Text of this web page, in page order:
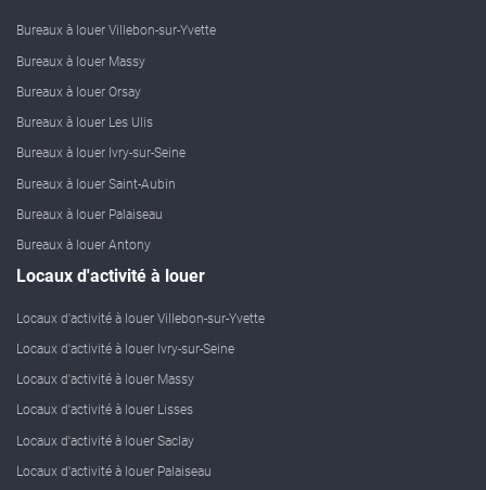
Bureaux à louer Villebon-sur-Yvette
Bureaux à louer Massy
Bureaux à louer Orsay
Bureaux à louer Les Ulis
Bureaux à louer Ivry-sur-Seine
Bureaux à louer Saint-Aubin
Bureaux à louer Palaiseau
Bureaux à louer Antony
Locaux d'activité à louer
Locaux d'activité à louer Villebon-sur-Yvette
Locaux d'activité à louer Ivry-sur-Seine
Locaux d'activité à louer Massy
Locaux d'activité à louer Lisses
Locaux d'activité à louer Saclay
Locaux d'activité à louer Palaiseau